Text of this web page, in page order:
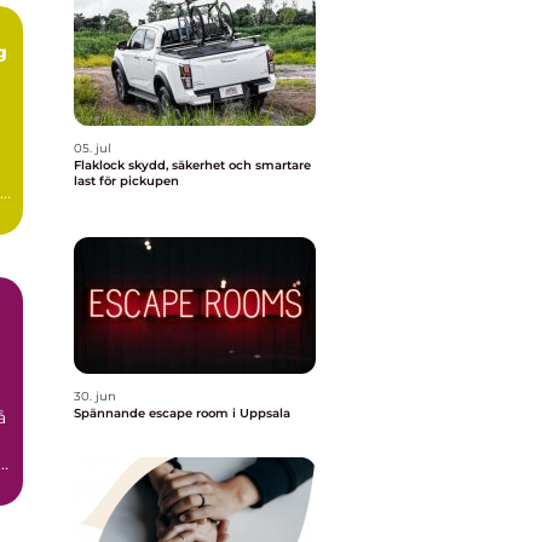
05. jul
Flaklock skydd, säkerhet och smartare
last för pickupen
30. jun
Spännande escape room i Uppsala